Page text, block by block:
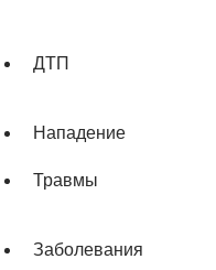
ДТП
Нападение
Травмы
Заболевания